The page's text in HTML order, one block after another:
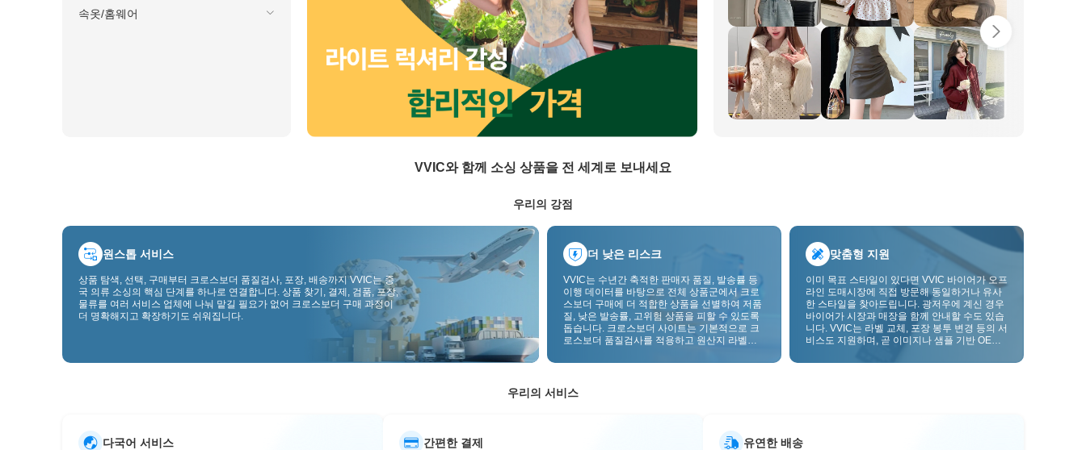
속옷/홈웨어
VVIC와 함께 소싱 상품을 전 세계로 보내세요
우리의 강점
원스톱 서비스
상품 탐색, 선택, 구매부터 크로스보더 품질검사, 포장, 배송까지 VVIC는 중
국 의류 소싱의 핵심 단계를 하나로 연결합니다. 상품 찾기, 결제, 검품, 포장,
물류를 여러 서비스 업체에 나눠 맡길 필요가 없어 크로스보더 구매 과정이
더 명확해지고 확장하기도 쉬워집니다.
더 낮은 리스크
VVIC는 수년간 축적한 판매자 품질, 발송률 등
이행 데이터를 바탕으로 전체 상품군에서 크로
스보더 구매에 더 적합한 상품을 선별하여 저품
질, 낮은 발송률, 고위험 상품을 피할 수 있도록
돕습니다. 크로스보더 사이트는 기본적으로 크
로스보더 품질검사를 적용하고 원산지 라벨을
낮춥니다.
맞춤형 지원
이미 목표 스타일이 있다면 VVIC 바이어가 오프
라인 도매시장에 직접 방문해 동일하거나 유사
한 스타일을 찾아드립니다. 광저우에 계신 경우
바이어가 시장과 매장을 함께 안내할 수도 있습
니다. VVIC는 라벨 교체, 포장 봉투 변경 등의 서
비스도 지원하며, 곧 이미지나 샘플 기반 OEM
를 비즈니스에 더 잘 맞는 공급망 역량으로 전환
우리의 서비스
다국어 서비스 간편한 결제 유연한 배송